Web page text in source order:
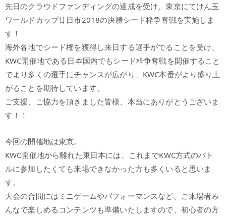
先日のクラウドファンディングの達成を受け、東京にてけん玉
ワールドカップ廿日市2018の決勝シード枠争奪戦を実施しま
す！
海外各地でシード権を獲得し来日する選手がでることを受け、
KWC開催地である日本国内でもシード枠争奪戦を開催すること
でより多くの選手にチャンスが広がり、KWC本番がより盛り上
がることを期待しています。
ご支援、ご協力を頂きました皆様、本当にありがとうございま
す！！
今回の開催地は東京。
KWC開催地から離れた東日本には、これまでKWC方式のバト
ルに参加したくても来場できなかった方も多くいると思いま
す。
大会の合間にはミニゲームやパフォーマンスなど、ご来場者み
んなで楽しめるコンテンツも準備いたしますので、初心者の方